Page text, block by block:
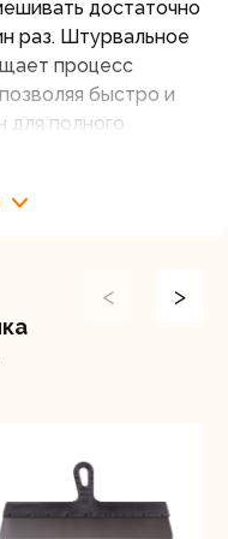
достаточно
раз. Штурвальное
процесс
быстро и
для полного
Вт, благодаря
вращения
хорошо
современным и
чугуна,
но при этом
< >